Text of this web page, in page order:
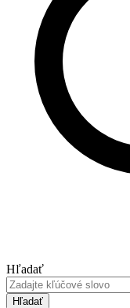
Hľadať
Hľadať